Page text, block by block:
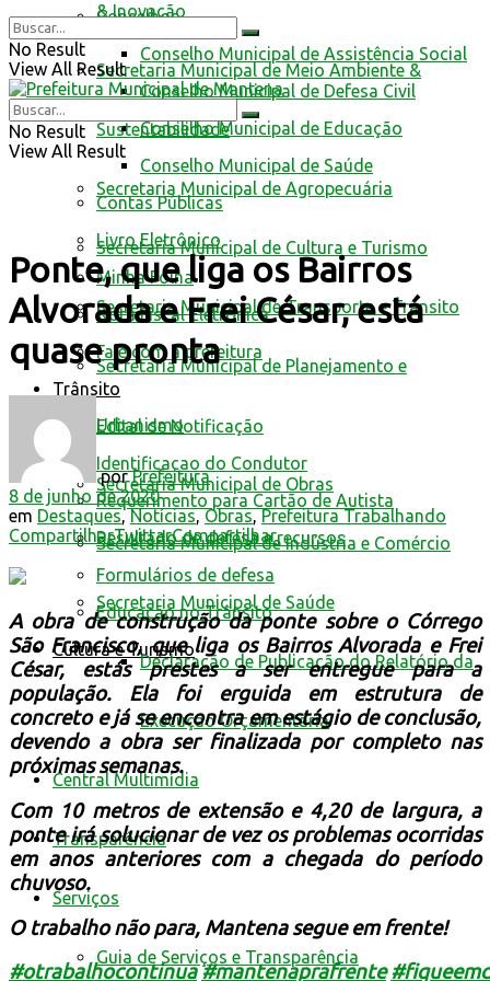
Conselhos
Conselho Municipal de Assistência Social
Conselho Municipal de Defesa Civil
Conselho Municipal de Educação
Conselho Municipal de Saúde
Contas Públicas
Livro Eletrônico
Minha Folha
Nota Fiscal Eletrônica
Fale com a prefeitura
Trânsito
Edital de Notificação
Identificacao do Condutor
Requerimento para Cartão de Autista
Resultado de defesa e recursos
Formulários de defesa
Educação no Trânsito
Cultura e Turismo
& Inovação
Secretaria Municipal de Meio Ambiente &
Sustentabilidade
Secretaria Municipal de Agropecuária
Secretaria Municipal de Cultura e Turismo
Secretaria Municipal de Transporte e Trânsito
Secretaria Municipal de Planejamento e
Urbanismo
Secretaria Municipal de Obras
Secretaria Municipal de Indústria e Comércio
Secretaria Municipal de Saúde
Declaração de Publicação do Relatório da
Execução Orçamentária
Central Multimídia
Transparência
Serviços
Guia de Serviços e Transparência
No Result
View All Result
No Result
View All Result
Ponte, que liga os Bairros
Alvorada e Frei César, está
quase pronta
por Prefeitura
8 de junho de 2020
em Destaques,Notícias,Obras,Prefeitura Trabalhando
CompartilharTwittarCompartilhar
A obra de construção da ponte sobre o Córrego
São Francisco, que liga os Bairros Alvorada e Frei
César, estás prestes a ser entregue para a
população. Ela foi erguida em estrutura de
concreto e já se encontra em estágio de conclusão,
devendo a obra ser finalizada por completo nas
próximas semanas.
Com 10 metros de extensão e 4,20 de largura, a
ponte irá solucionar de vez os problemas ocorridas
em anos anteriores com a chegada do período
chuvoso.
O trabalho não para, Mantena segue em frente!
#otrabalhocontinua #mantenaprafrente #